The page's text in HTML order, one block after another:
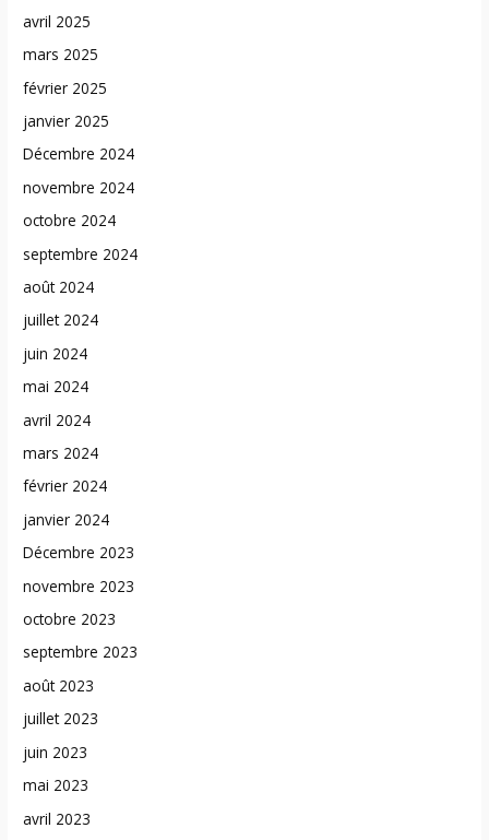
avril 2025
mars 2025
février 2025
janvier 2025
Décembre 2024
novembre 2024
octobre 2024
septembre 2024
août 2024
juillet 2024
juin 2024
mai 2024
avril 2024
mars 2024
février 2024
janvier 2024
Décembre 2023
novembre 2023
octobre 2023
septembre 2023
août 2023
juillet 2023
juin 2023
mai 2023
avril 2023